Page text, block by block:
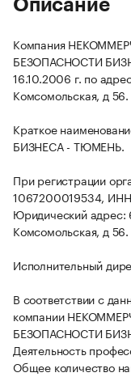
Описание
Компания
БЕЗОПАСНОСТИ
16.10.2006 г. по
Комсомольская, д 56.
Краткое
БИЗНЕСА - ТЮМЕНЬ.
При регистрации
1067200019534,
Юридический адрес:
Комсомольская, д 56.
Исполнительный
В соответствии с
компании
БЕЗОПАСНОСТИ
Деятельность
Общее количество